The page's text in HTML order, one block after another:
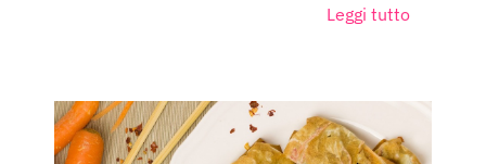
Leggi tutto